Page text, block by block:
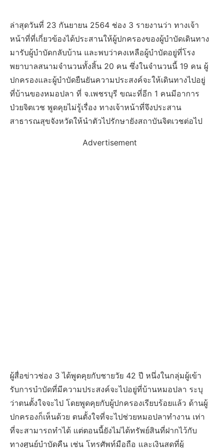
ล่าสุดวันที่ 23 กันยายน 2564 ช่อง 3 รายงานว่า ทางเจ้า
หน้าที่ที่เกี่ยวข้องได้ประสานให้ผู้ปกครองของผู้บำบัดเดินทาง
มารับผู้บำบัดกลับบ้าน และพบว่าคงเหลือผู้บำบัดอยู่ที่โรง
พยาบาลสนามจำนวนทั้งสิ้น 20 คน ซึ่งในจำนวนนี้ 19 คน ผู้
ปกครองและผู้บำบัดยืนยันความประสงค์จะให้เดินทางไปอยู่
ที่บ้านของหมอปลา ที่ จ.เพชรบุรี ขณะที่อีก 1 คนมีอาการ
ป่วยจิตเวช พูดคุยไม่รู้เรื่อง ทางเจ้าหน้าที่จึงประสาน
สาธารณสุขจังหวัดให้นำตัวไปรักษายังสถาบันจิตเวชต่อไป
Advertisement
ผู้สื่อข่าวช่อง 3 ได้พูดคุยกับชายวัย 42 ปี หนึ่งในกลุ่มผู้เข้า
รับการบำบัดที่มีความประสงค์จะไปอยู่ที่บ้านหมอปลา ระบุ
ว่าตนตั้งใจจะไป โดยพูดคุยกับผู้ปกครองเรียบร้อยแล้ว ด้านผู้
ปกครองก็เห็นด้วย ตนตั้งใจที่จะไปช่วยหมอปลาทำงาน เท่า
ที่จะสามารถทำได้ แต่ตอนนี้ยังไม่ได้ทรัพย์สินที่ฝากไว้กับ
ทางศูนย์บำบัดคืน เช่น โทรศัพท์มือถือ และเงินสดที่ผู้